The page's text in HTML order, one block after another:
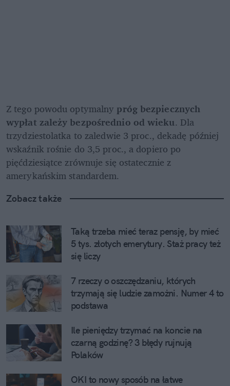
Z tego powodu optymalny próg bezpiecznych
wypłat zależy bezpośrednio od wieku. Dla
trzydziestolatka to zaledwie 3 proc., dekadę później
wskaźnik rośnie do 3,5 proc., a dopiero po
pięćdziesiątce zrównuje się ostatecznie z
amerykańskim standardem.
Zobacz także
Taką trzeba mieć teraz pensję, by mieć
5 tys. złotych emerytury. Staż pracy też
się liczy
7 rzeczy o oszczędzaniu, których
trzymają się ludzie zamożni. Numer 4 to
podstawa
Ile pieniędzy trzymać na koncie na
czarną godzinę? 3 błędy rujnują
Polaków
OKI to nowy sposób na łatwe